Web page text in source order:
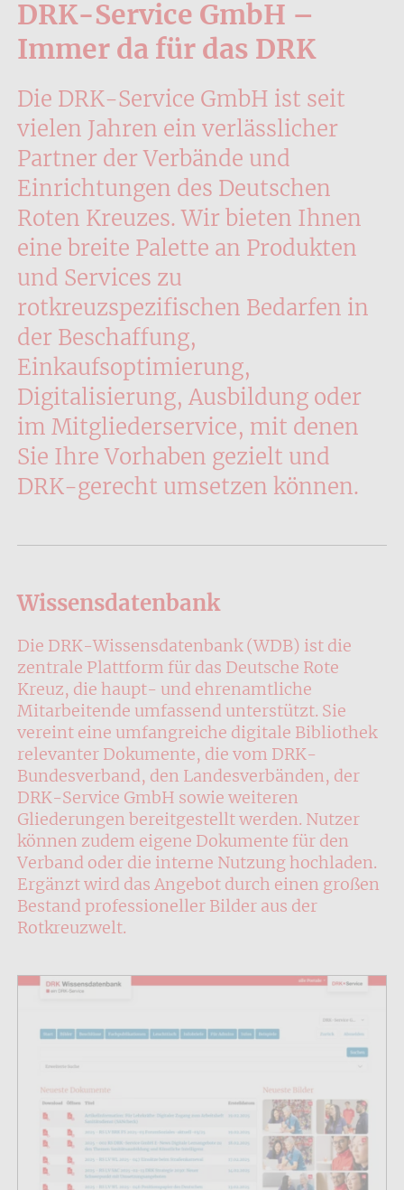
DRK-Service GmbH –
Immer da für das DRK
Die DRK-Service GmbH ist seit
vielen Jahren ein verlässlicher
Partner der Verbände und
Einrichtungen des Deutschen
Roten Kreuzes. Wir bieten Ihnen
eine breite Palette an Produkten
und Services zu
rotkreuzspezifischen Bedarfen in
der Beschaffung,
Einkaufsoptimierung,
Digitalisierung, Ausbildung oder
im Mitgliederservice, mit denen
Sie Ihre Vorhaben gezielt und
DRK-gerecht umsetzen können.
Wissensdatenbank
Die DRK-Wissensdatenbank (WDB) ist die
zentrale Plattform für das Deutsche Rote
Kreuz, die haupt- und ehrenamtliche
Mitarbeitende umfassend unterstützt. Sie
vereint eine umfangreiche digitale Bibliothek
relevanter Dokumente, die vom DRK-
Bundesverband, den Landesverbänden, der
DRK-Service GmbH sowie weiteren
Gliederungen bereitgestellt werden. Nutzer
können zudem eigene Dokumente für den
Verband oder die interne Nutzung hochladen.
Ergänzt wird das Angebot durch einen großen
Bestand professioneller Bilder aus der
Rotkreuzwelt.